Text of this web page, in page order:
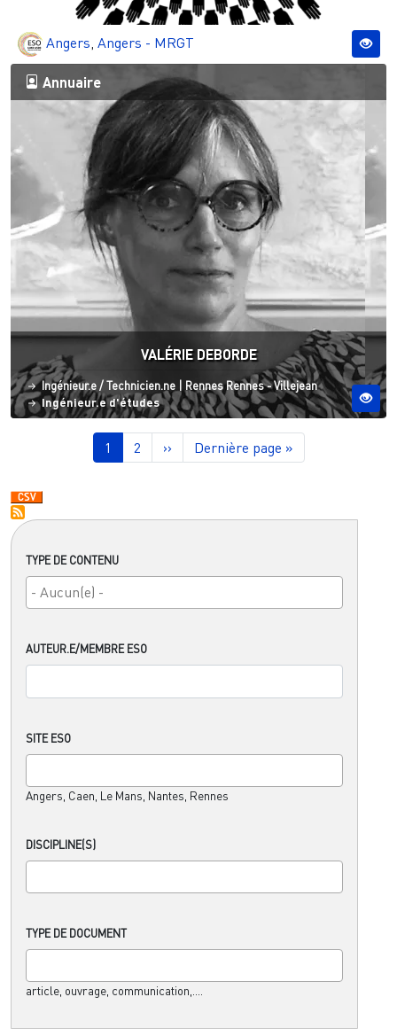
TYPE DE CONTENU
AUTEUR.E/MEMBRE ESO
SITE ESO
Angers, Caen, Le Mans, Nantes, Rennes
DISCIPLINE(S)
TYPE DE DOCUMENT
article, ouvrage, communication,....
Angers Angers - MRGT
Annuaire
VALÉRIE DEBORDE
Statut
Ingénieur.e / Technicien.ne | Site ESO
RennesRennes - Villejean
Ingénieur.e d'études
Pagination
Page courante
1 Page
2 Page suivante
›› Dernière page
Dernière page »